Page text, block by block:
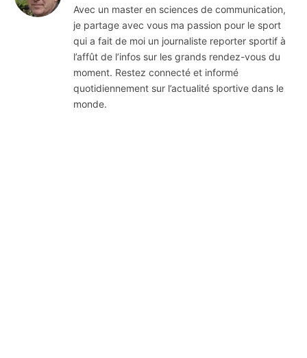
Avec un master en sciences de communication,
je partage avec vous ma passion pour le sport
qui a fait de moi un journaliste reporter sportif à
l’affût de l’infos sur les grands rendez-vous du
moment. Restez connecté et informé
quotidiennement sur l’actualité sportive dans le
monde.